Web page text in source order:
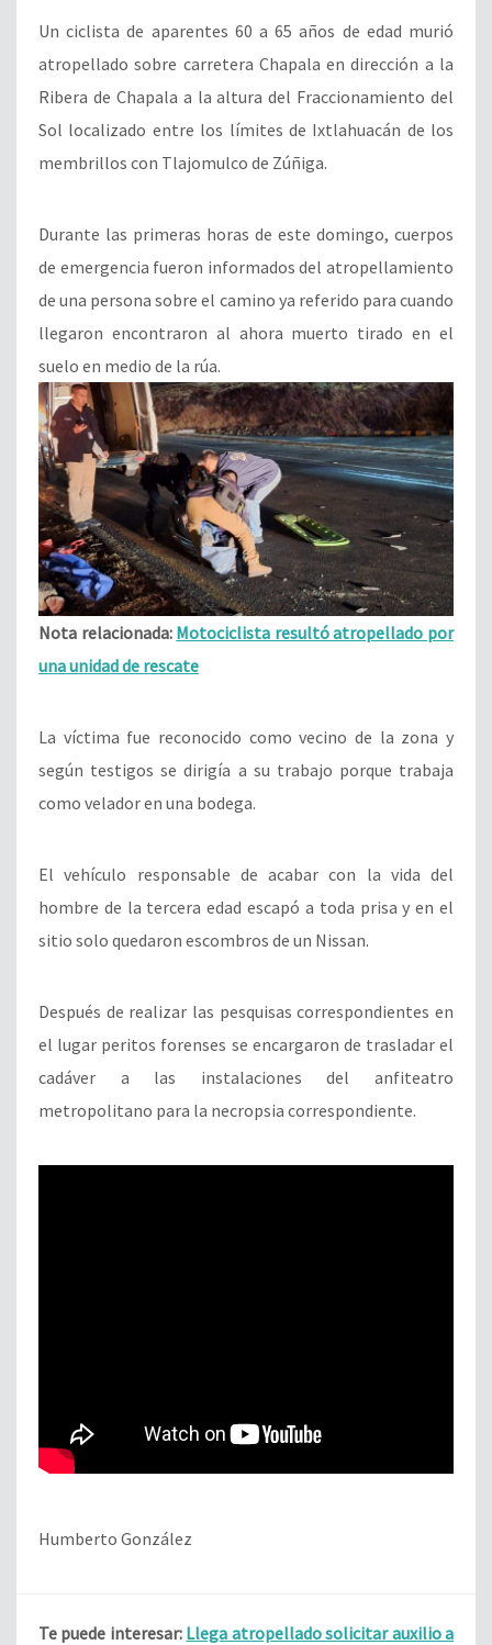
Un ciclista de aparentes 60 a 65 años de edad murió
atropellado sobre carretera Chapala en dirección a la
Ribera de Chapala a la altura del Fraccionamiento del
Sol localizado entre los límites de Ixtlahuacán de los
membrillos con Tlajomulco de Zúñiga.
Durante las primeras horas de este domingo, cuerpos
de emergencia fueron informados del atropellamiento
de una persona sobre el camino ya referido para cuando
llegaron encontraron al ahora muerto tirado en el
suelo en medio de la rúa.
Nota relacionada: Motociclista resultó atropellado por
una unidad de rescate
La víctima fue reconocido como vecino de la zona y
según testigos se dirigía a su trabajo porque trabaja
como velador en una bodega.
El vehículo responsable de acabar con la vida del
hombre de la tercera edad escapó a toda prisa y en el
sitio solo quedaron escombros de un Nissan.
Después de realizar las pesquisas correspondientes en
el lugar peritos forenses se encargaron de trasladar el
cadáver a las instalaciones del anfiteatro
metropolitano para la necropsia correspondiente.
Humberto González
Te puede interesar: Llega atropellado solicitar auxilio a